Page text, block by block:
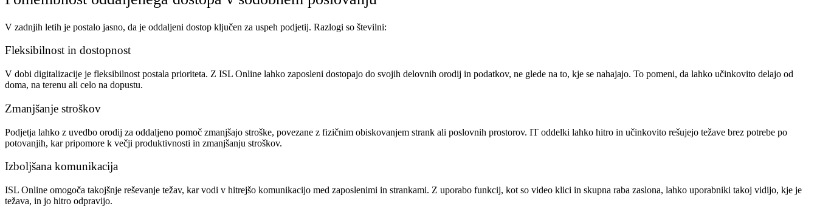
V zadnjih letih je postalo jasno, da je oddaljeni dostop ključen za uspeh podjetij. Razlogi so številni:
Fleksibilnost in dostopnost
V dobi digitalizacije je fleksibilnost postala prioriteta. Z ISL Online lahko zaposleni dostopajo do svojih delovnih orodij in podatkov, ne glede na to, kje se nahajajo. To pomeni, da lahko učinkovito delajo od
doma, na terenu ali celo na dopustu.
Zmanjšanje stroškov
Podjetja lahko z uvedbo orodij za oddaljeno pomoč zmanjšajo stroške, povezane z fizičnim obiskovanjem strank ali poslovnih prostorov. IT oddelki lahko hitro in učinkovito rešujejo težave brez potrebe po
potovanjih, kar pripomore k večji produktivnosti in zmanjšanju stroškov.
Izboljšana komunikacija
ISL Online omogoča takojšnje reševanje težav, kar vodi v hitrejšo komunikacijo med zaposlenimi in strankami. Z uporabo funkcij, kot so video klici in skupna raba zaslona, lahko uporabniki takoj vidijo, kje je
težava, in jo hitro odpravijo.